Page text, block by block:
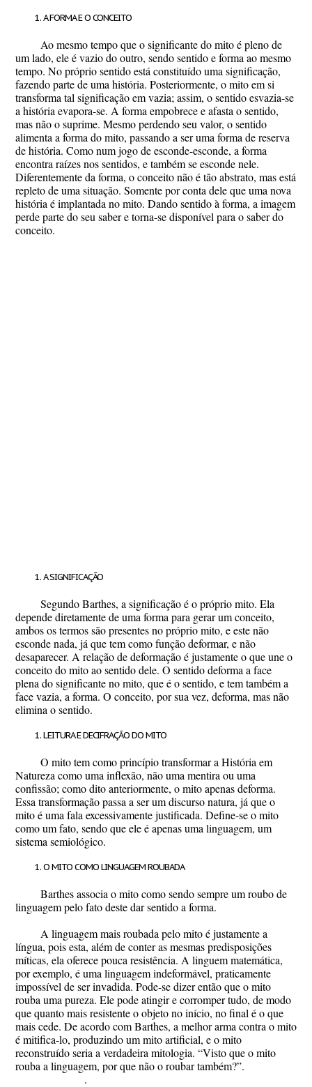
A FORMA E O CONCEITO
Ao mesmo tempo que o significante do mito é pleno de
um lado, ele é vazio do outro, sendo sentido e forma ao mesmo
tempo. No próprio sentido está constituído uma significação,
fazendo parte de uma história. Posteriormente, o mito em si
transforma tal significação em vazia; assim, o sentido esvazia-se
a história evapora-se. A forma empobrece e afasta o sentido,
mas não o suprime. Mesmo perdendo seu valor, o sentido
alimenta a forma do mito, passando a ser uma forma de reserva
de história. Como num jogo de esconde-esconde, a forma
encontra raízes nos sentidos, e também se esconde nele.
Diferentemente da forma, o conceito não é tão abstrato, mas está
repleto de uma situação. Somente por conta dele que uma nova
história é implantada no mito. Dando sentido à forma, a imagem
perde parte do seu saber e torna-se disponível para o saber do
conceito.
A SIGNIFICAÇÃO
Segundo Barthes, a significação é o próprio mito. Ela
depende diretamente de uma forma para gerar um conceito,
ambos os termos são presentes no próprio mito, e este não
esconde nada, já que tem como função deformar, e não
desaparecer. A relação de deformação é justamente o que une o
conceito do mito ao sentido dele. O sentido deforma a face
plena do significante no mito, que é o sentido, e tem também a
face vazia, a forma. O conceito, por sua vez, deforma, mas não
elimina o sentido.
LEITURA E DECIFRAÇÃO DO MITO
O mito tem como princípio transformar a História em
Natureza como uma inflexão, não uma mentira ou uma
confissão; como dito anteriormente, o mito apenas deforma.
Essa transformação passa a ser um discurso natura, já que o
mito é uma fala excessivamente justificada. Define-se o mito
como um fato, sendo que ele é apenas uma linguagem, um
sistema semiológico.
O MITO COMO LINGUAGEM ROUBADA
Barthes associa o mito como sendo sempre um roubo de
linguagem pelo fato deste dar sentido a forma.
A linguagem mais roubada pelo mito é justamente a
língua, pois esta, além de conter as mesmas predisposições
míticas, ela oferece pouca resistência. A linguem matemática,
por exemplo, é uma linguagem indeformável, praticamente
impossível de ser invadida. Pode-se dizer então que o mito
rouba uma pureza. Ele pode atingir e corromper tudo, de modo
que quanto mais resistente o objeto no início, no final é o que
mais cede. De acordo com Barthes, a melhor arma contra o mito
é mitifica-lo, produzindo um mito artificial, e o mito
reconstruído seria a verdadeira mitologia. “Visto que o mito
rouba a linguagem, por que não o roubar também?”.
.